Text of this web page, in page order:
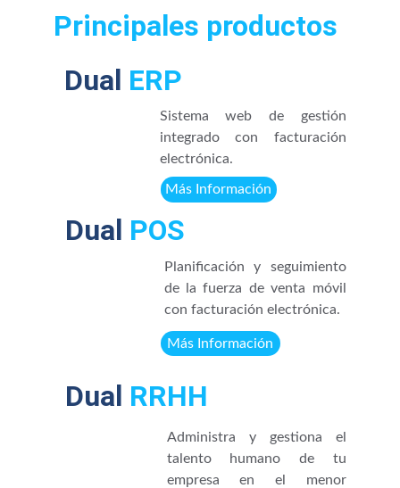
Principales productos
Dual ERP
Sistema web de gestión
integrado con facturación
electrónica.
Más Información
Dual POS
Planificación y seguimiento
de la fuerza de venta móvil
con facturación electrónica.
Más Información
Dual RRHH
Administra y gestiona el
talento humano de tu
empresa en el menor